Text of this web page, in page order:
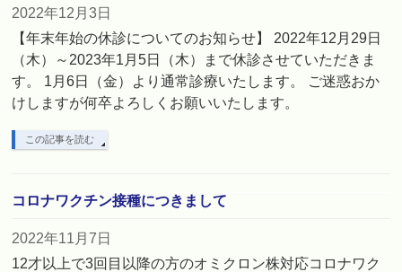
2022年12月3日
【年末年始の休診についてのお知らせ】 2022年12月29日
（木）～2023年1月5日（木）まで休診させていただきま
す。 1月6日（金）より通常診療いたします。 ご迷惑おか
けしますが何卒よろしくお願いいたします。
この記事を読む
コロナワクチン接種につきまして
2022年11月7日
12才以上で3回目以降の方のオミクロン株対応コロナワク